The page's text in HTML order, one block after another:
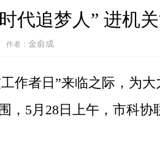
代追梦人” 进机
作者： 金俞成
者日”来临之际，为大
，5月28日上午，市科